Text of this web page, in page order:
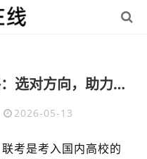
深圳港澳台联考备考攻略：选对方向，助力高效备考
2026-05-13
考是考入国内高校的